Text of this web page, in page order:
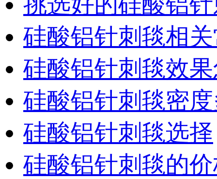
硅酸铝针刺毯相
硅酸铝针刺毯效
硅酸铝针刺毯密
硅酸铝针刺毯选择
硅酸铝针刺毯的